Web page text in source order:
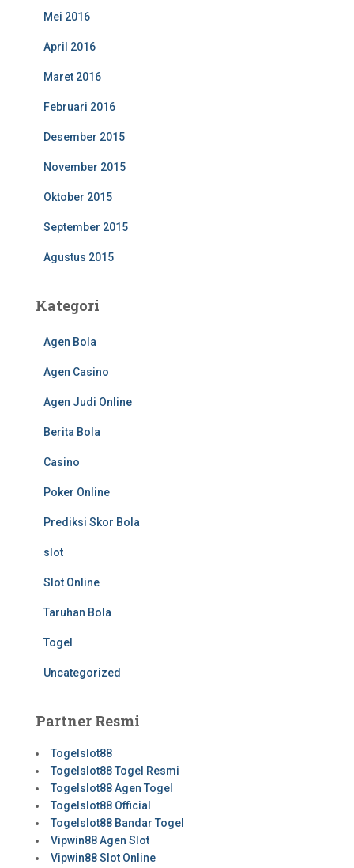
Mei 2016
April 2016
Maret 2016
Februari 2016
Desember 2015
November 2015
Oktober 2015
September 2015
Agustus 2015
Kategori
Agen Bola
Agen Casino
Agen Judi Online
Berita Bola
Casino
Poker Online
Prediksi Skor Bola
slot
Slot Online
Taruhan Bola
Togel
Uncategorized
Partner Resmi
Togelslot88
Togelslot88 Togel Resmi
Togelslot88 Agen Togel
Togelslot88 Official
Togelslot88 Bandar Togel
Vipwin88 Agen Slot
Vipwin88 Slot Online